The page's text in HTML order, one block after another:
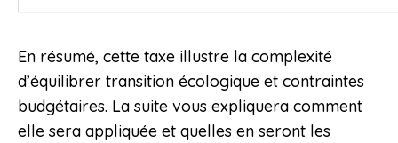
En résumé, cette taxe illustre la complexité
d’équilibrer transition écologique et contraintes
budgétaires. La suite vous expliquera comment
elle sera appliquée et quelles en seront les